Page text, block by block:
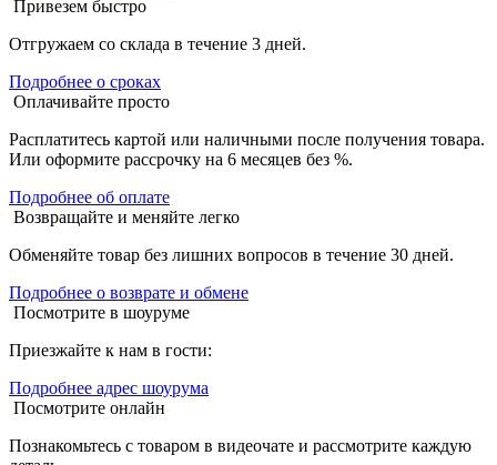
Привезем быстро
Отгружаем со склада в течение 3 дней.
Подробнее о сроках
Оплачивайте просто
Расплатитесь картой или наличными после получения товара.
Или оформите рассрочку на 6 месяцев без %.
Подробнее об оплате
Возвращайте и меняйте легко
Обменяйте товар без лишних вопросов в течение 30 дней.
Подробнее о возврате и обмене
Посмотрите в шоуруме
Приезжайте к нам в гости:
Подробнее адрес шоурума
Посмотрите онлайн
Познакомьтесь с товаром в видеочате и рассмотрите каждую